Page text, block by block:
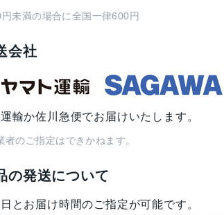
未満の場合に全国一律600円
会社
輸か佐川急便でお届けいたします。
のご指定はできかねます。
の発送について
とお届け時間のご指定が可能です。